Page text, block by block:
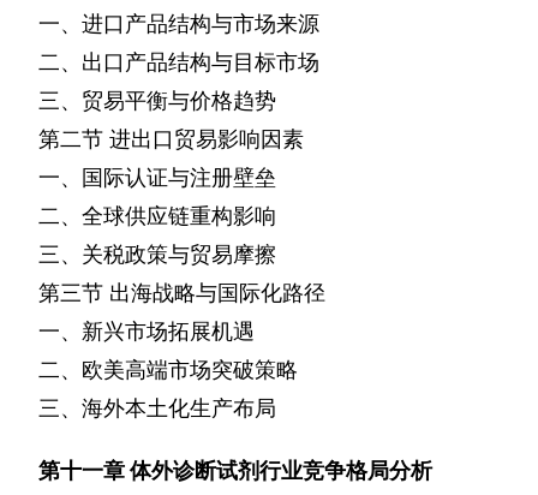
一、进口产品结构与市场来源
二、出口产品结构与目标市场
三、贸易平衡与价格趋势
第二节 进出口贸易影响因素
一、国际认证与注册壁垒
二、全球供应链重构影响
三、关税政策与贸易摩擦
第三节 出海战略与国际化路径
一、新兴市场拓展机遇
二、欧美高端市场突破策略
三、海外本土化生产布局
第十一章体外诊断试剂行业竞争格局分析